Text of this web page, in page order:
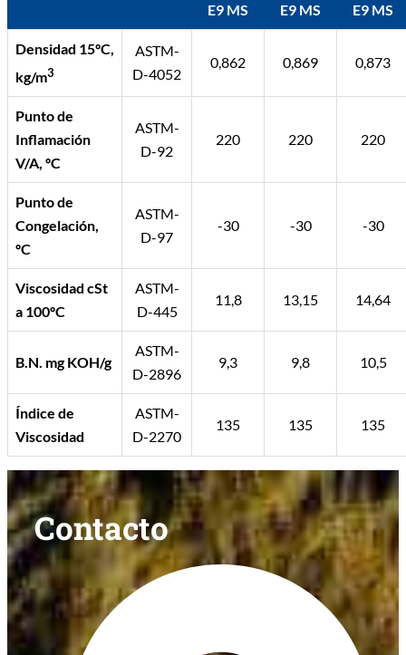
E9 MS
E9 MS
E9 MS
Densidad 15ºC,
kg/m3
ASTM-
D-4052
0,862 0,869 0,873
Punto de
Inflamación
V/A, ºC
ASTM-
D-92
220 220 220
Punto de
Congelación,
ºC
ASTM-
D-97
-30 -30 -30
Viscosidad cSt
a 100ºC
ASTM-
D-445
11,8 13,15 14,64
B.N. mg KOH/g
ASTM-
D-2896
9,3 9,8 10,5
Índice de
Viscosidad
ASTM-
D-2270
135 135 135
Contacto